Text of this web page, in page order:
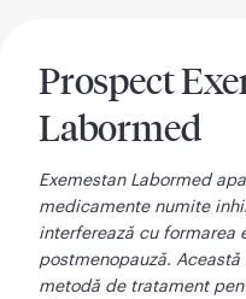
Prospect
Labormed
Exemestan Labormed
medicamente numite
interferează cu formarea
postmenopauză.
metodă de tratament